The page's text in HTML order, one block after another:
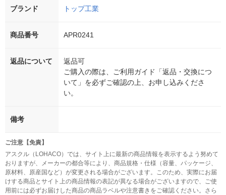
ブランド トップ工業
商品番号 APR0241
返品について
返品可
ご購入の際は、ご利用ガイド「返品・交換につ
いて」を必ずご確認の上、お申し込みくださ
い。
備考
ご注意【免責】
アスクル（LOHACO）では、サイト上に最新の商品情報を表示するよう努めて
おりますが、メーカーの都合等により、商品規格・仕様（容量、パッケージ、
原材料、原産国など）が変更される場合がございます。このため、実際にお届
けする商品とサイト上の商品情報の表記が異なる場合がございますので、ご使
用前には必ずお届けした商品の商品ラベルや注意書きをご確認ください。さら